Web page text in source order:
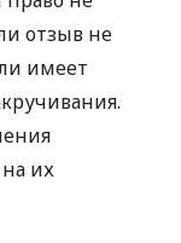
отзыв не
имеет
их